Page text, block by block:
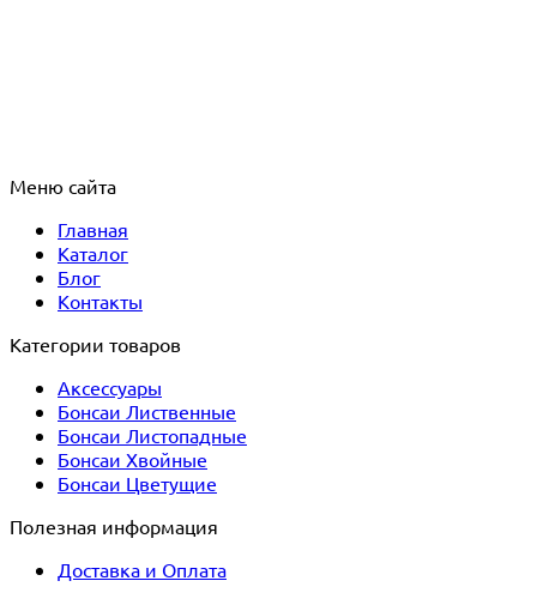
Меню сайта
Главная
Каталог
Блог
Контакты
Категории товаров
Аксессуары
Бонсаи Лиственные
Бонсаи Листопадные
Бонсаи Хвойные
Бонсаи Цветущие
Полезная информация
Доставка и Оплата